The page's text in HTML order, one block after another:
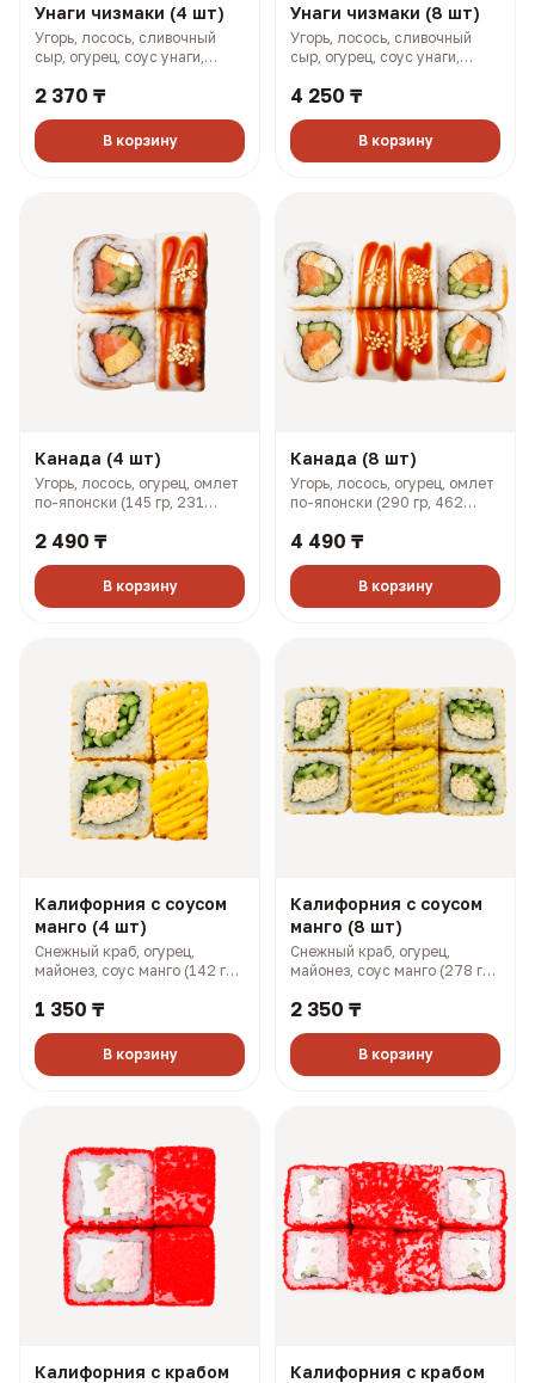
Унаги чизмаки (4 шт)
Угорь, лосось, сливочный
сыр, огурец, соус унаги,
2 370 ₸
В корзину
Унаги чизмаки (8 шт)
Угорь, лосось, сливочный
сыр, огурец, соус унаги,
4 250 ₸
В корзину
Канада (4 шт)
Угорь, лосось, огурец, омлет
по-японски (145 гр, 231
2 490 ₸
В корзину
Канада (8 шт)
Угорь, лосось, огурец, омлет
по-японски (290 гр, 462
4 490 ₸
В корзину
Калифорния с соусом
манго (4 шт)
Снежный краб, огурец,
майонез, соус манго (142 гр,
1 350 ₸
В корзину
Калифорния с соусом
манго (8 шт)
Снежный краб, огурец,
майонез, соус манго (278 гр,
2 350 ₸
В корзину
Калифорния с крабом
Калифорния с крабом